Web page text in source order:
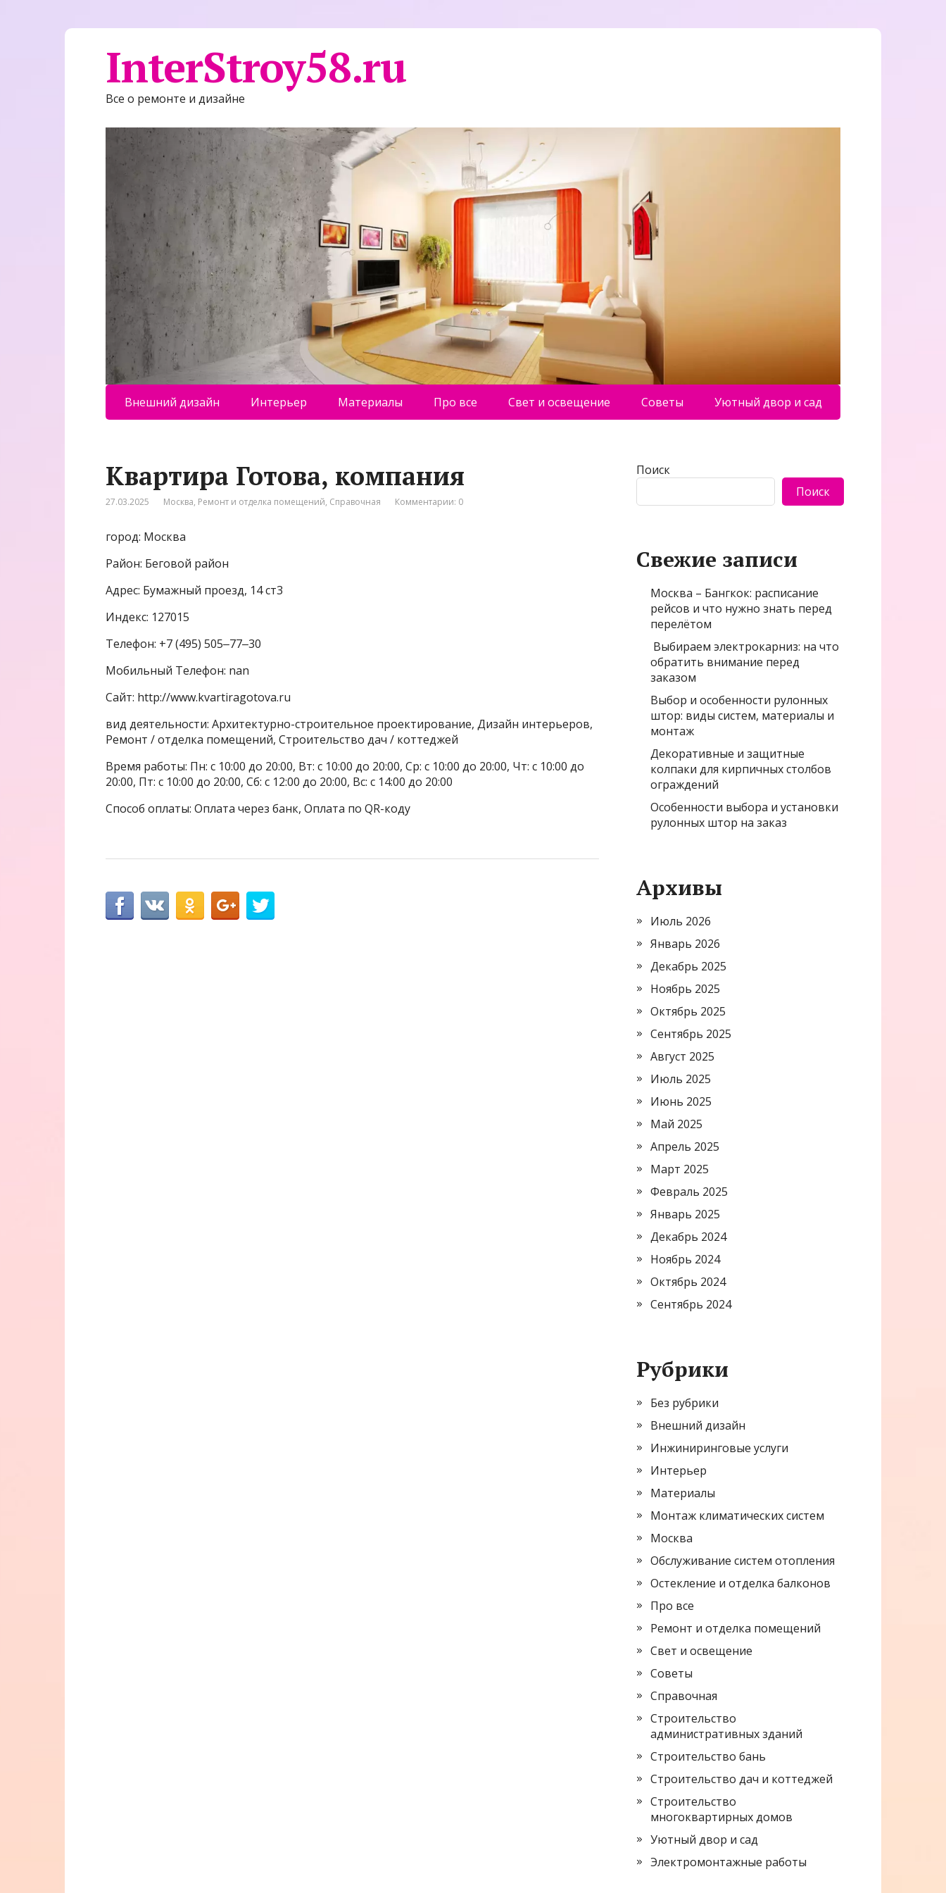
InterStroy58.ru
Все о ремонте и дизайне
Внешний дизайн Интерьер Материалы Про все Свет и освещение Советы Уютный двор и сад
Квартира Готова, компания
27.03.2025 Москва, Ремонт и отделка помещений, Справочная Комментарии: 0
город: Москва
Район: Беговой район
Адрес: Бумажный проезд, 14 ст3
Индекс: 127015
Телефон: +7 (495) 505‒77‒30
Мобильный Телефон: nan
Сайт: http://www.kvartiragotova.ru
вид деятельности: Архитектурно-строительное проектирование, Дизайн интерьеров,
Ремонт / отделка помещений, Строительство дач / коттеджей
Время работы: Пн: с 10:00 до 20:00, Вт: с 10:00 до 20:00, Ср: с 10:00 до 20:00, Чт: с 10:00 до
20:00, Пт: с 10:00 до 20:00, Сб: с 12:00 до 20:00, Вс: с 14:00 до 20:00
Способ оплаты: Оплата через банк, Оплата по QR-коду
Поиск
Поиск
Свежие записи
Москва – Бангкок: расписание
рейсов и что нужно знать перед
перелётом
Выбираем электрокарниз: на что
обратить внимание перед
заказом
Выбор и особенности рулонных
штор: виды систем, материалы и
монтаж
Декоративные и защитные
колпаки для кирпичных столбов
ограждений
Особенности выбора и установки
рулонных штор на заказ
Архивы
Июль 2026
Январь 2026
Декабрь 2025
Ноябрь 2025
Октябрь 2025
Сентябрь 2025
Август 2025
Июль 2025
Июнь 2025
Май 2025
Апрель 2025
Март 2025
Февраль 2025
Январь 2025
Декабрь 2024
Ноябрь 2024
Октябрь 2024
Сентябрь 2024
Рубрики
Без рубрики
Внешний дизайн
Инжиниринговые услуги
Интерьер
Материалы
Монтаж климатических систем
Москва
Обслуживание систем отопления
Остекление и отделка балконов
Про все
Ремонт и отделка помещений
Свет и освещение
Советы
Справочная
Строительство
административных зданий
Строительство бань
Строительство дач и коттеджей
Строительство
многоквартирных домов
Уютный двор и сад
Электромонтажные работы